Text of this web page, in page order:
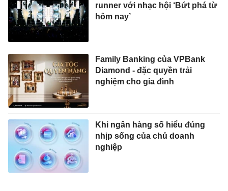
runner với nhạc hội ‘Bứt phá từ
hôm nay’
Family Banking của VPBank
Diamond - đặc quyền trải
nghiệm cho gia đình
Khi ngân hàng số hiểu đúng
nhịp sống của chủ doanh
nghiệp